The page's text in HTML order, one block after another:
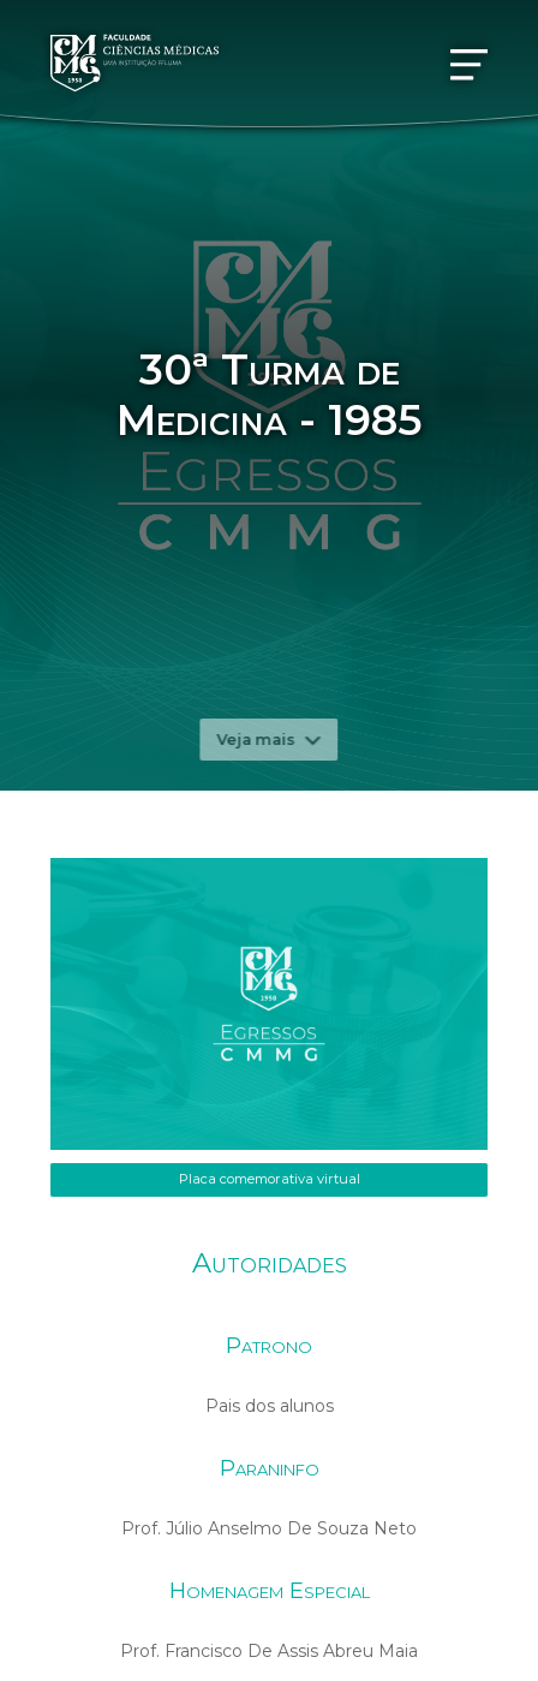
30ª Turma de
Medicina - 1985
Veja mais
Placa comemorativa virtual
Autoridades
Patrono
Pais dos alunos
Paraninfo
Prof. Júlio Anselmo De Souza Neto
Homenagem Especial
Prof. Francisco De Assis Abreu Maia